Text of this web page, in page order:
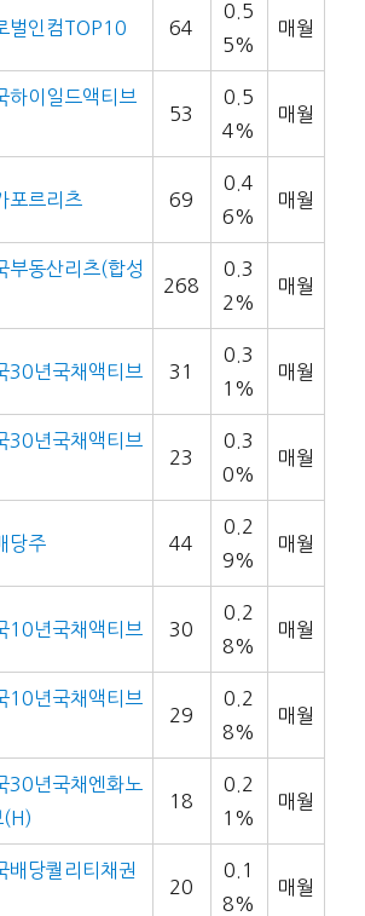
벌인컴TOP10 64
0.5
5%
매월
하이일드액티브
53
0.5
4%
매월
포르리츠 69
0.4
6%
매월
부동산리츠(합성
268
0.3
2%
매월
30년국채액티브 31
0.3
1%
매월
30년국채액티브
23
0.3
0%
매월
당주 44
0.2
9%
매월
10년국채액티브 30
0.2
8%
매월
10년국채액티브
29
0.2
8%
매월
30년국채엔화노
(H)
18
0.2
1%
매월
배당퀄리티채권
20
0.1
8%
매월